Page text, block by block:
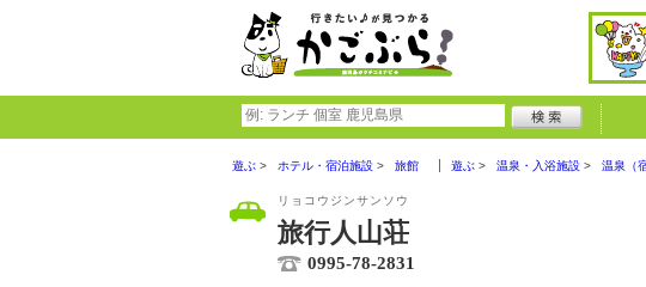
遊ぶ ホテル・宿泊施設 旅館 遊ぶ 温泉・入浴施設 温泉（
リョコウジンサンソウ
旅行人山荘
0995-78-2831